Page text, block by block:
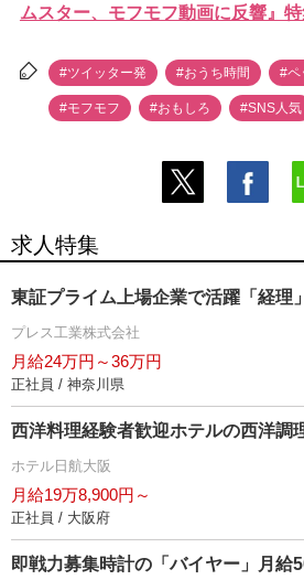
ムスター、モフモフ動画に反響』
#ツイッター発 #おうち時間 #ペ
#モフモフ #おもしろ #SNS人気
求人特集
東証プライム上場企業で活躍「経理
プレス工業株式会社
月給24万円～36万円
正社員 / 神奈川県
西洋料理経験者歓迎ホテルの西洋調
ホテル日航大阪
月給19万8,900円～
正社員 / 大阪府
即戦力募集時計の「バイヤー」月給